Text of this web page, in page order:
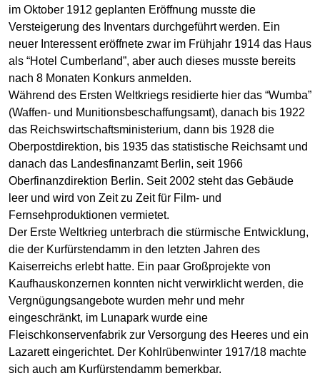
im Oktober 1912 geplanten Eröffnung musste die
Versteigerung des Inventars durchgeführt werden. Ein
neuer Interessent eröffnete zwar im Frühjahr 1914 das Haus
als “Hotel Cumberland”, aber auch dieses musste bereits
nach 8 Monaten Konkurs anmelden.
Während des Ersten Weltkriegs residierte hier das “Wumba”
(Waffen- und Munitionsbeschaffungsamt), danach bis 1922
das Reichswirtschaftsministerium, dann bis 1928 die
Oberpostdirektion, bis 1935 das statistische Reichsamt und
danach das Landesfinanzamt Berlin, seit 1966
Oberfinanzdirektion Berlin. Seit 2002 steht das Gebäude
leer und wird von Zeit zu Zeit für Film- und
Fernsehproduktionen vermietet.
Der Erste Weltkrieg unterbrach die stürmische Entwicklung,
die der Kurfürstendamm in den letzten Jahren des
Kaiserreichs erlebt hatte. Ein paar Großprojekte von
Kaufhauskonzernen konnten nicht verwirklicht werden, die
Vergnügungsangebote wurden mehr und mehr
eingeschränkt, im Lunapark wurde eine
Fleischkonservenfabrik zur Versorgung des Heeres und ein
Lazarett eingerichtet. Der Kohlrübenwinter 1917/18 machte
sich auch am Kurfürstendamm bemerkbar.